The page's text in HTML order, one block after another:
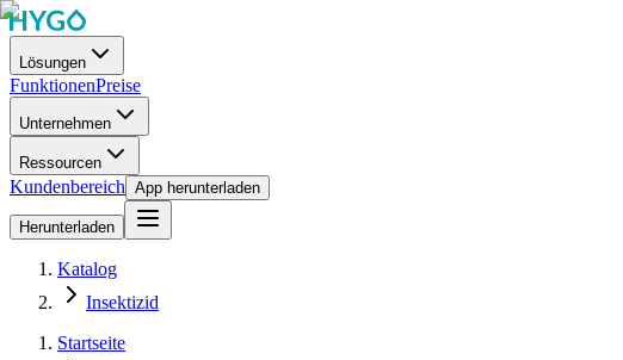
Lösungen
FunktionenPreise
Unternehmen
Ressourcen
Kundenbereich App herunterladen
Herunterladen
Katalog
Insektizid
Startseite